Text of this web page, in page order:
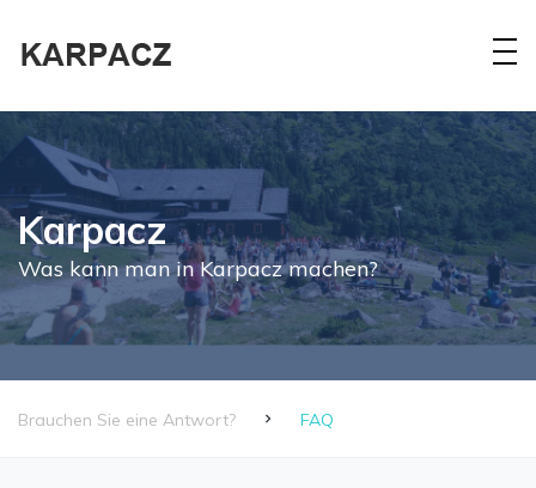
Karpacz
Was kann man in Karpacz machen?
Brauchen Sie eine Antwort? FAQ